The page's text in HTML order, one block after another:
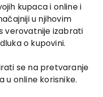
kupaca i online i
u njihovim
verovatnije izabrati
o kupovini.
se na pretvaranje
u online korisnike.